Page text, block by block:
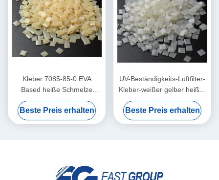
Kleber 7085-85-0 EVA
Based heiße Schmelze
Adhesive des Luftfilter-25kg
Beste Preis erhalten
UV-Beständigkeits-Luftfilter-
Kleber-weißer gelber heißer
Schmelzkleber
Beste Preis erhalten